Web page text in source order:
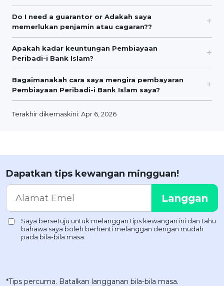
Do I need a guarantor or Adakah saya
memerlukan penjamin atau cagaran??
Apakah kadar keuntungan Pembiayaan
Peribadi-i Bank Islam?
Bagaimanakah cara saya mengira pembayaran
Pembiayaan Peribadi-i Bank Islam saya?
Terakhir dikemaskini: Apr 6, 2026
Dapatkan tips kewangan mingguan!
*Tips percuma. Batalkan langganan bila-bila masa.